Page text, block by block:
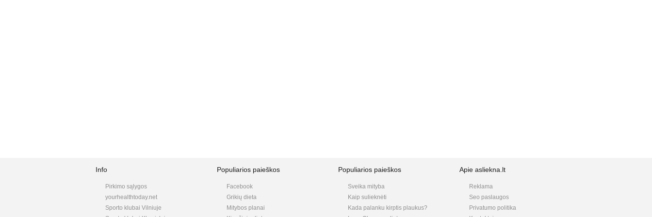
Info
Pirkimo sąlygos
yourhealthtoday.net
Sporto klubai Vilniuje
Populiarios paieškos
Facebook
Grikių dieta
Mitybos planai
Populiarios paieškos
Sveika mityba
Kaip sulieknėti
Kada palanku kirptis plaukus?
Apie asliekna.lt
Reklama
Seo paslaugos
Privatumo politika